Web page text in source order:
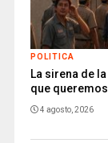
POLITICA
La sirena de
que
4 agosto, 2026